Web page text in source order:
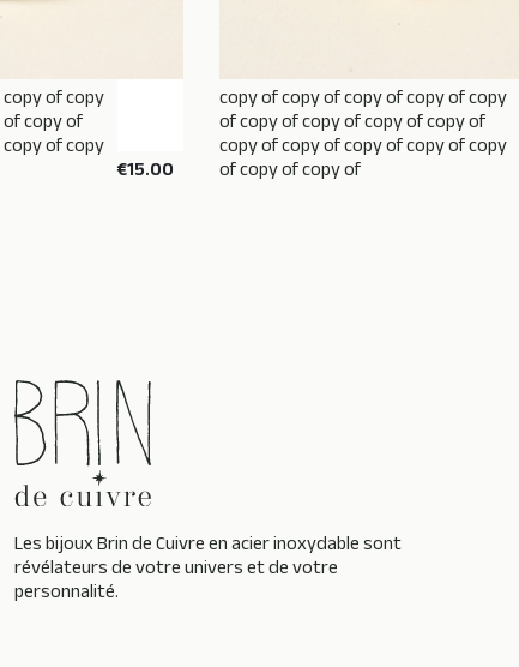
STOCKof copy
copy of
of copy
€15.00
ADD TO BASKET
copy of copy of copy of copy of copy
of copy of copy of copy of copy of
copy of copy of copy of copy of copy
of copy of copy of
Les bijoux Brin de Cuivre en acier inoxydable sont
révélateurs de votre univers et de votre
personnalité.